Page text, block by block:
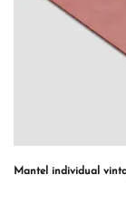
Mantel individual